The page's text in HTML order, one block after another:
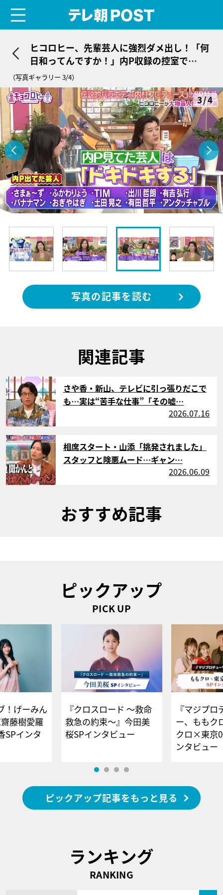
ヒコロヒー、先輩芸人に強烈ダメ出し！「何
日和ってんですか！」内P収録の控室で…
（写真ギャラリー 3/4）
3/4
写真の記事を読む
関連記事
サムネイル
さや香・新山、テレビに引っ張りだこで
も…実は“苦手な仕事”「その嘘…
2026.07.16
サムネイル
相席スタート・山添「挑発されました」
スタッフと険悪ムード…ギャン…
2026.06.09
おすすめ記事
ピックアップ
PICK UP
！げーみん
藤樹愛羅
SPインタ
『クロスロード ～救命
救急の約束～』今田美
桜SPインタビュー
『マジプロ
ー、ももク
クロ×東京
ンタビュー
ピックアップ記事をもっと見る
ランキング
RANKING